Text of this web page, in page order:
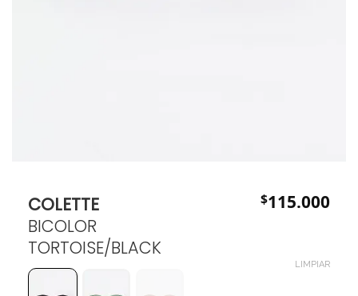
COLETTE
BICOLOR
TORTOISE/BLACK
$115.000
LIMPIAR